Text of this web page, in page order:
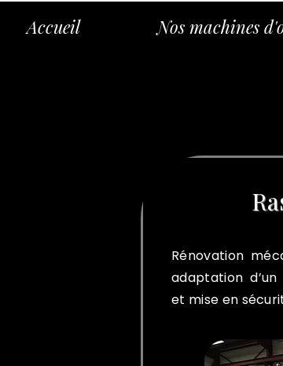
Accueil Nos machines
Rénovation
adaptation
et mise en